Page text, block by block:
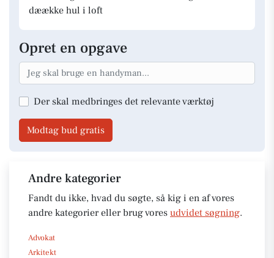
dæække hul i loft
Opret en opgave
Der skal medbringes det relevante værktøj
Modtag bud gratis
Andre kategorier
Fandt du ikke, hvad du søgte, så kig i en af vores
andre kategorier eller brug vores udvidet søgning.
Advokat
Arkitekt